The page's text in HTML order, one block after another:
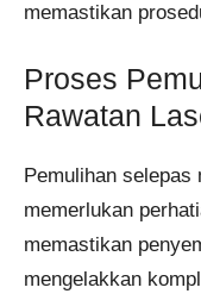
memastikan
Proses
Rawatan
Pemulihan selepas
memerlukan
memastikan
mengelakkan